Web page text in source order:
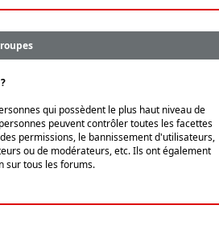
qui possèdent le plus haut niveau de
peuvent contrôler toutes les facettes
permissions, le bannissement d'utilisateurs,
ou de modérateurs, etc. Ils ont également
sur tous les forums.